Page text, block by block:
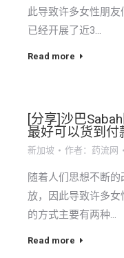
此导致许多女性朋
已经开展了近3…
Read more
[分享]沙巴
最好可以货到付
新加坡 作者： 药流网
随着人们思想不断
放，因此导致许多
的方式主要有两种…
Read more